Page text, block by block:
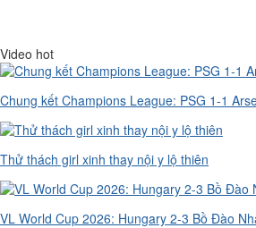
Video hot
Chung kết Champions League: PSG 1-1
Thử thách girl xinh thay nội y lộ thiên
VL World Cup 2026: Hungary 2-3 Bồ Đào